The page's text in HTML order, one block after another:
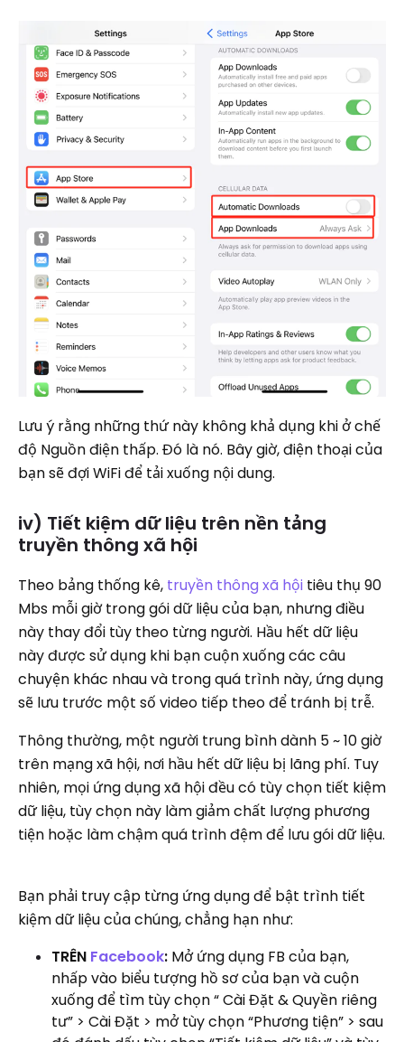
Lưu ý rằng những thứ này không khả dụng khi ở chế
độ Nguồn điện thấp. Đó là nó. Bây giờ, điện thoại của
bạn sẽ đợi WiFi để tải xuống nội dung.
iv) Tiết kiệm dữ liệu trên nền tảng
truyền thông xã hội
Theo bảng thống kê, truyền thông xã hội tiêu thụ 90
Mbs mỗi giờ trong gói dữ liệu của bạn, nhưng điều
này thay đổi tùy theo từng người. Hầu hết dữ liệu
này được sử dụng khi bạn cuộn xuống các câu
chuyện khác nhau và trong quá trình này, ứng dụng
sẽ lưu trước một số video tiếp theo để tránh bị trễ.
Thông thường, một người trung bình dành 5 ~ 10 giờ
trên mạng xã hội, nơi hầu hết dữ liệu bị lãng phí. Tuy
nhiên, mọi ứng dụng xã hội đều có tùy chọn tiết kiệm
dữ liệu, tùy chọn này làm giảm chất lượng phương
tiện hoặc làm chậm quá trình đệm để lưu gói dữ liệu.
Bạn phải truy cập từng ứng dụng để bật trình tiết
kiệm dữ liệu của chúng, chẳng hạn như:
TRÊN Facebook: Mở ứng dụng FB của bạn,
nhấp vào biểu tượng hồ sơ của bạn và cuộn
xuống để tìm tùy chọn “ Cài Đặt & Quyền riêng
tư” > Cài Đặt > mở tùy chọn “Phương tiện” > sau